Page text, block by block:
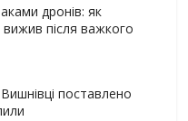
дронів: як
вижив після важкого
поставлено